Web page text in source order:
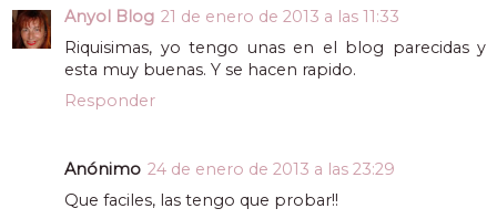
Anyol Blog 21 de enero de 2013 a las 11:33
Riquisimas, yo tengo unas en el blog parecidas y
esta muy buenas. Y se hacen rapido.
Responder
Anónimo 24 de enero de 2013 a las 23:29
Que faciles, las tengo que probar!!